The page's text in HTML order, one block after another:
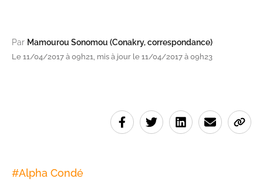
Par Mamourou Sonomou (Conakry, correspondance)
Le 11/04/2017 à 09h21, mis à jour le 11/04/2017 à 09h23
#Alpha Condé